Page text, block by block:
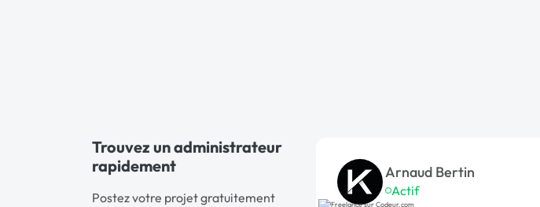
Trouvez un administrateur
rapidement
Postez votre projet gratuitement
Arnaud Bertin
Actif